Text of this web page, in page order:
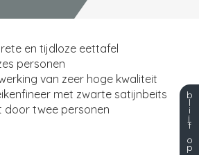
en tijdloze eettafel
personen
van zeer hoge kwaliteit
met zwarte satijnbeits
door twee personen
b
l
i
j
f
o
p